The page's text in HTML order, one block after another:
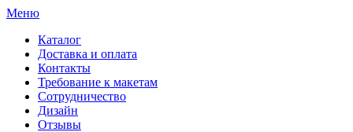
Меню
Каталог
Доставка и оплата
Контакты
Требование к макетам
Сотрудничество
Дизайн
Отзывы